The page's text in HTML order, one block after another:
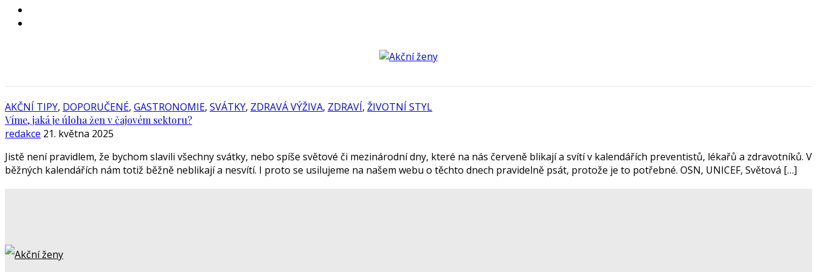
AKČNÍ TIPY, DOPORUČENÉ, GASTRONOMIE, SVÁTKY, ZDRAVÁ VÝŽIVA, ZDRAVÍ, ŽIVOTNÍ STYL
Víme, jaká je úloha žen v čajovém sektoru?
redakce 21. května 2025
Jistě není pravidlem, že bychom slavili všechny svátky, nebo spíše světové či mezinárodní dny, které na nás červeně blikají a svítí v kalendářích preventistů, lékařů a zdravotníků. V
běžných kalendářích nám totiž běžně neblikají a nesvítí. I proto se usilujeme na našem webu o těchto dnech pravidelně psát, protože je to potřebné. OSN, UNICEF, Světová […]